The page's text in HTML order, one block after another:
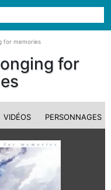
for memories
for
VIDÉOS PERSONNAGES